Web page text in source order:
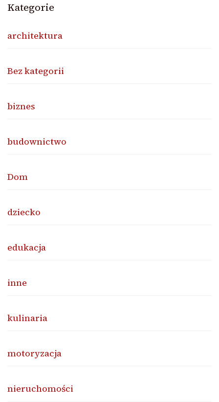
Kategorie
architektura
Bez kategorii
biznes
budownictwo
Dom
dziecko
edukacja
inne
kulinaria
motoryzacja
nieruchomości